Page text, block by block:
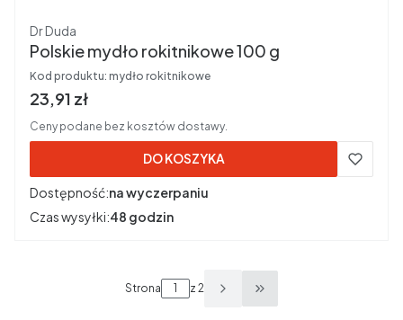
Producent
Dr Duda
Polskie mydło rokitnikowe 100 g
Kod produktu: mydło rokitnikowe
Cena brutto
23,91 zł
Ceny podane bez kosztów dostawy.
DO KOSZYKA
Dostępność:na wyczerpaniu
Czas wysyłki:48 godzin
Strona z 2 Przejdź do ostatniej